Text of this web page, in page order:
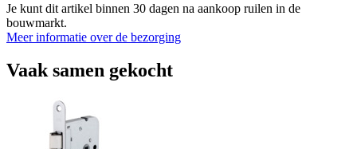
Je kunt dit artikel binnen 30 dagen na aankoop ruilen in de
bouwmarkt.
Meer informatie over de bezorging
Vaak samen gekocht